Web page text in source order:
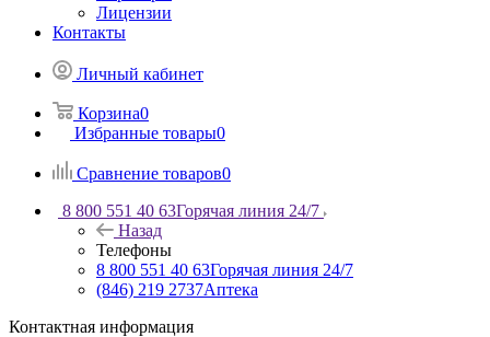
Лицензии
Контакты
Личный кабинет
Корзина0
Избранные товары0
Сравнение товаров0
8 800 551 40 63Горячая линия 24/7
Назад
Телефоны
8 800 551 40 63Горячая линия 24/7
(846) 219 2737Аптека
Контактная информация